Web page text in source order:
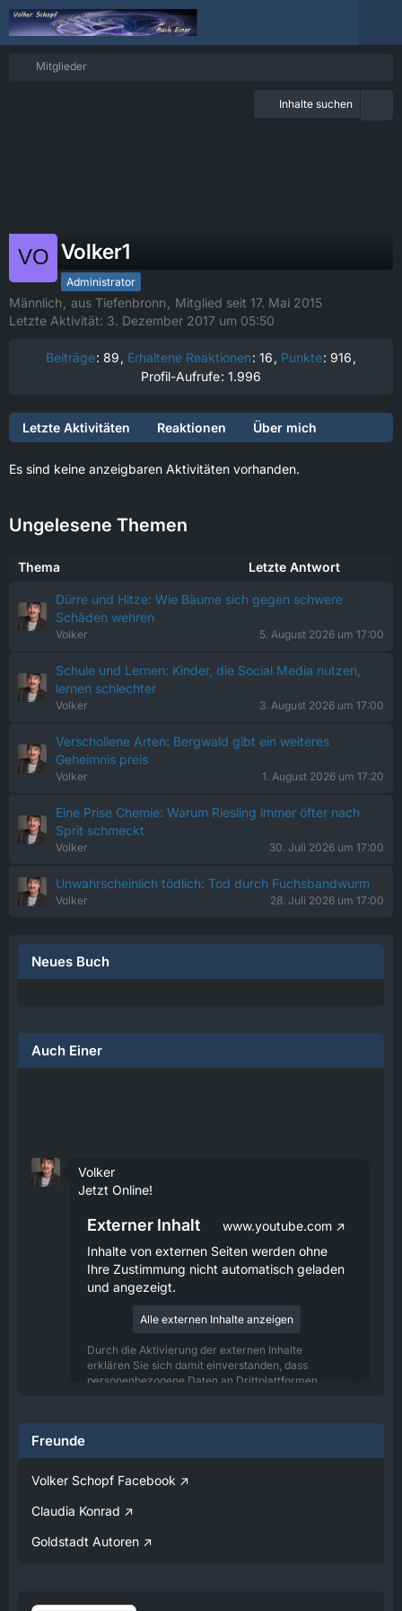
Mitglieder
Inhalte suchen
Volker1
Administrator
Männlich aus Tiefenbronn
Mitglied seit 17. Mai 2015
Letzte Aktivität: 3. Dezember 2017 um 05:50
Beiträge 89 Erhaltene Reaktionen 16 Punkte 916
Profil-Aufrufe 1.996
Letzte Aktivitäten Reaktionen Über mich
Es sind keine anzeigbaren Aktivitäten vorhanden.
Ungelesene Themen
Thema Letzte Antwort
Dürre und Hitze: Wie Bäume sich gegen schwere
Schäden wehren
Volker 5. August 2026 um 17:00
Schule und Lernen: Kinder, die Social Media nutzen,
lernen schlechter
Volker 3. August 2026 um 17:00
Verschollene Arten: Bergwald gibt ein weiteres
Geheimnis preis
Volker 1. August 2026 um 17:20
Eine Prise Chemie: Warum Riesling immer öfter nach
Sprit schmeckt
Volker 30. Juli 2026 um 17:00
Unwahrscheinlich tödlich: Tod durch Fuchsbandwurm
Volker 28. Juli 2026 um 17:00
Neues Buch
Auch Einer
Volker
Jetzt Online!
Externer Inhalt
www.youtube.com
Inhalte von externen Seiten werden ohne
Ihre Zustimmung nicht automatisch geladen
und angezeigt.
Alle externen Inhalte anzeigen
Durch die Aktivierung der externen Inhalte
erklären Sie sich damit einverstanden, dass
personenbezogene Daten an Drittplattformen
Verfügung gestellt.
08:25
Jetzt Online!
Externer Inhalt
Freunde
Volker Schopf Facebook
Claudia Konrad
Goldstadt Autoren